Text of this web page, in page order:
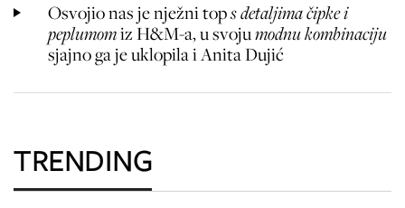
Osvojio nas je nježni tops detaljima čipke i
peplumomiz H&M-a, u svojumodnu kombinaciju
sjajno ga je uklopila i Anita Dujić
TRENDING